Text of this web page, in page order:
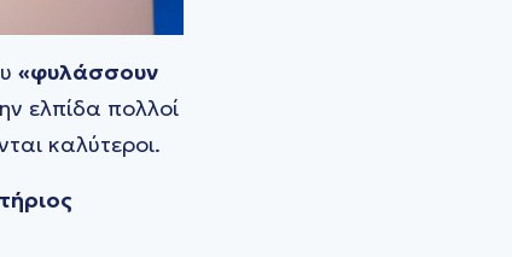
«φυλάσσουν
ελπίδα πολλοί
καλύτεροι.